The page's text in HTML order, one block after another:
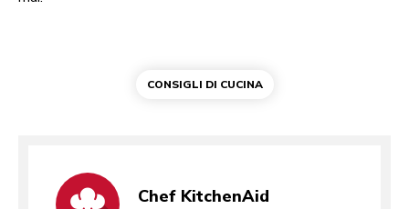
CONSIGLI DI CUCINA
Chef KitchenAid